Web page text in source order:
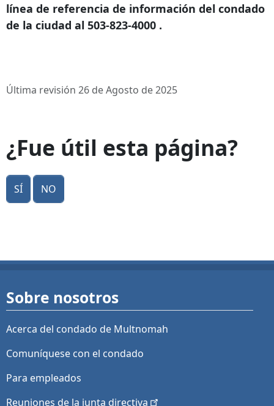
línea de referencia de información del condado
de la ciudad al 503-823-4000 .
Última revisión 26 de Agosto de 2025
¿Fue útil esta página?
Sí No
Sobre nosotros
Acerca del condado de Multnomah
Comuníquese con el condado
Para empleados
Reuniones de la junta directiva